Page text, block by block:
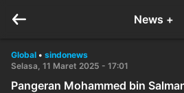
News +
Global • sindonews
Selasa, 11 Maret 2025 - 17:01
Pangeran Mohammed bin